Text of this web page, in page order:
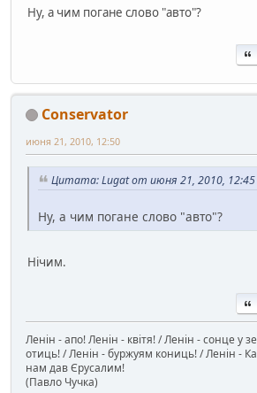
Ну, а чим погане слово "авто"?
Conservator
июня 21, 2010, 12:50
Цитата: Lugat от июня 21, 2010, 12:45
Ну, а чим погане слово "авто"?
Нічим.
Ленін - апо! Ленін - квітя! / Ленін - сонце у
отиць! / Ленін - буржуям кониць! / Ленін -
нам дав Єрусалим!
(Павло Чучка)